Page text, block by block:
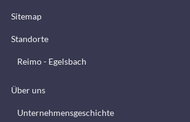
Sitemap
Standorte
Reimo - Egelsbach
Über uns
Unternehmensgeschichte